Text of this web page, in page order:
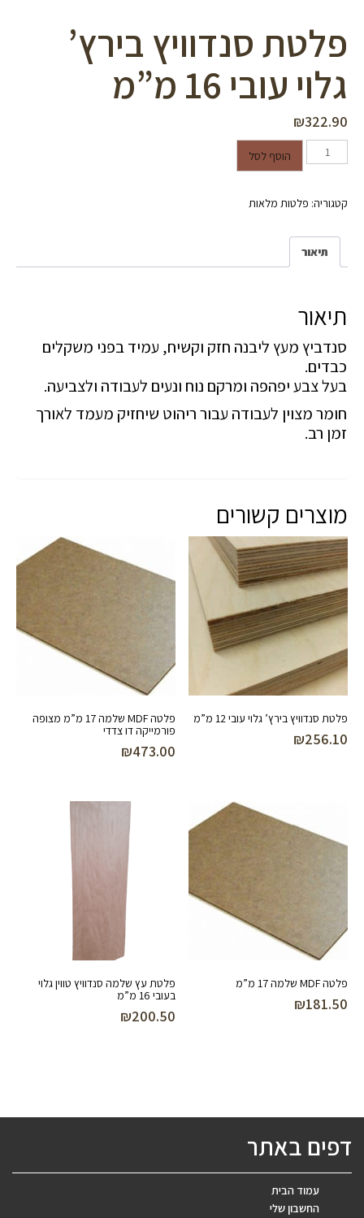
פלטת סנדוויץ בירץ’
גלוי עובי 16 מ”מ
₪322.90
כמות של פלטת סנדוויץ בירץ' גלוי
הוסף לסל
קטגוריה: פלטות מלאות
תיאור
תיאור
סנדביץ מעץ ליבנה חזק וקשיח, עמיד בפני משקלים
כבדים.
בעל צבע יפהפה ומרקם נוח ונעים לעבודה ולצביעה.
חומר מצוין לעבודה עבור ריהוט שיחזיק מעמד לאורך
זמן רב.
מוצרים קשורים
פלטת סנדוויץ בירץ’ גלוי עובי 12 מ”מ
₪256.10
פלטה MDF שלמה 17 מ”מ מצופה
פורמייקה דו צדדי
₪473.00
פלטה MDF שלמה 17 מ”מ
₪181.50
פלטת עץ שלמה סנדוויץ טווין גלוי
בעובי 16 מ”מ
₪200.50
דפים באתר
עמוד הבית
החשבון שלי